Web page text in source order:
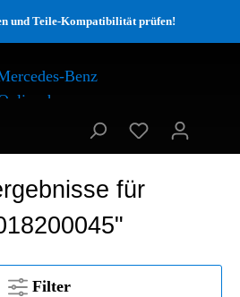
und Teile-Kompatibilität prüfen!
für
Filter